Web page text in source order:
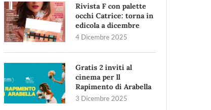
Rivista F con palette
occhi Catrice: torna in
edicola a dicembre
4 Dicembre 2025
Gratis 2 inviti al
cinema per ll
Rapimento di Arabella
3 Dicembre 2025